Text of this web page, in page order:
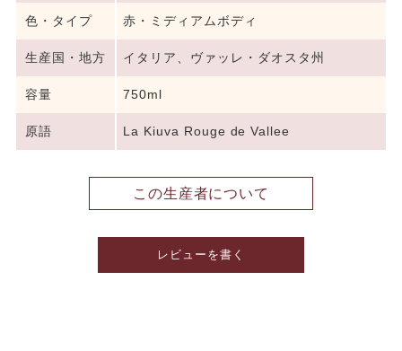
色・タイプ 赤・ミディアムボディ
生産国・地方 イタリア、ヴァッレ・ダオスタ州
容量 750ml
原語 La Kiuva Rouge de Vallee
この生産者について
レビューを書く